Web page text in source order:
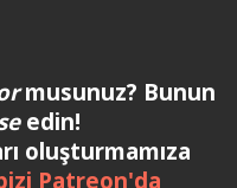
musunuz? Bunun
edin!
oluşturmamıza
Patreon'da